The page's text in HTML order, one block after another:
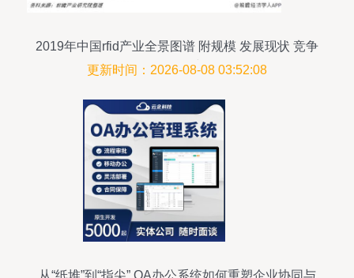
2019年中国rfid产业全景图谱 附规模 发展现状 竞争
趋 rf 无线
更新时间：2026-08-08 03:52:08
从“纸堆”到“指尖” OA办公系统如何重塑企业协同与